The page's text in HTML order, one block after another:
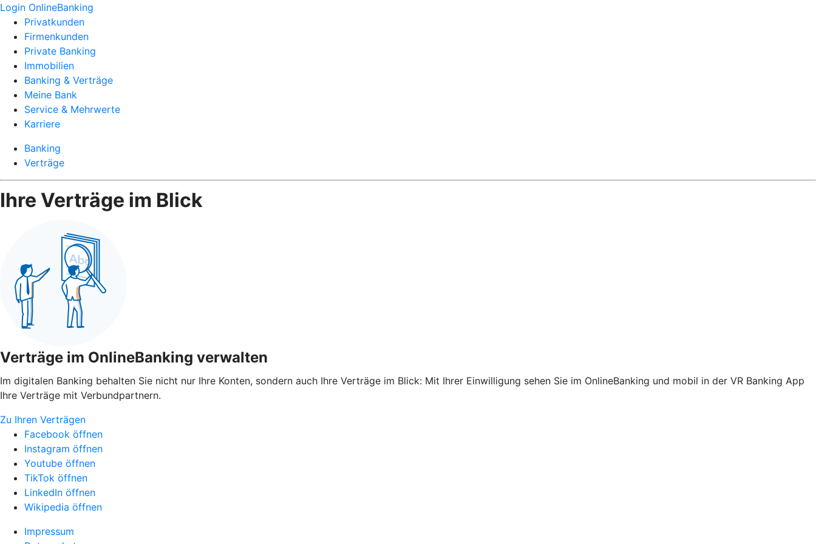
Login OnlineBanking
Privatkunden
Firmenkunden
Private Banking
Immobilien
Banking & Verträge
Meine Bank
Service & Mehrwerte
Karriere
Banking
Verträge
Ihre Verträge im Blick
Verträge im OnlineBanking verwalten
Im digitalen Banking behalten Sie nicht nur Ihre Konten, sondern auch Ihre Verträge im Blick: Mit Ihrer Einwilligung sehen Sie im OnlineBanking und mobil in der VR Banking App
Ihre Verträge mit Verbundpartnern.
Zu Ihren Verträgen
Facebook öffnen
Instagram öffnen
Youtube öffnen
TikTok öffnen
LinkedIn öffnen
Wikipedia öffnen
Impressum